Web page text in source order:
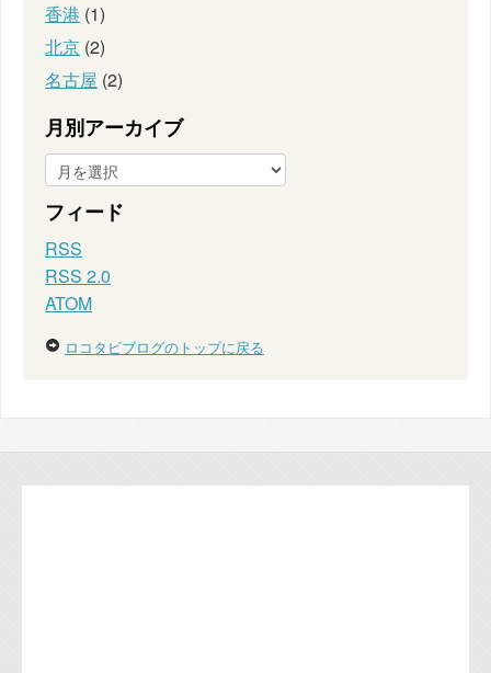
香港 (1)
北京 (2)
名古屋 (2)
月別アーカイブ
フィード
RSS
RSS 2.0
ATOM
ロコタビブログのトップに戻る